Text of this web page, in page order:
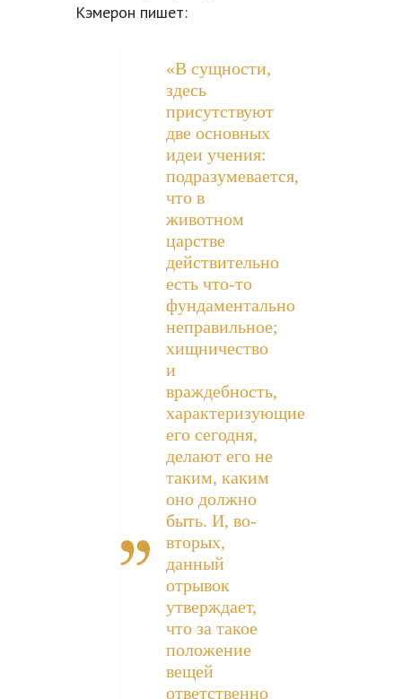
Кэмерон пишет:
«В сущности,
здесь
присутствуют
две основных
идеи учения:
подразумевается,
что в
животном
царстве
действительно
есть что-то
фундаментально
неправильное;
хищничество
и
враждебность,
характеризующие
его сегодня,
делают его не
таким, каким
оно должно
быть. И, во-
вторых,
данный
отрывок
утверждает,
что за такое
положение
вещей
ответственно